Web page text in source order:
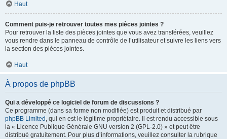
Haut
Comment puis-je retrouver toutes mes pièces jointes ?
Pour retrouver la liste des pièces jointes que vous avez transférées, veuillez
vous rendre dans le panneau de contrôle de l’utilisateur et suivre les liens vers
la section des pièces jointes.
Haut
À propos de phpBB
Qui a développé ce logiciel de forum de discussions ?
Ce programme (dans sa forme non modifiée) est produit et distribué par
phpBB Limited , qui en est le légitime propriétaire. Il est rendu accessible sous
la « Licence Publique Générale GNU version 2 (GPL-2.0) » et peut être
distribué gratuitement. Pour plus d’informations, veuillez consulter la rubrique